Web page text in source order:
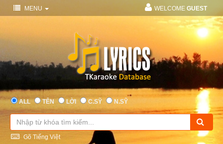
MENU WELCOME GUEST
ALL TÊN LỜI C.SỸ N.SỸ
Gõ Tiếng Việt